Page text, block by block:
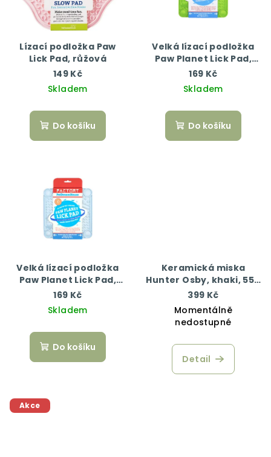
Lízací podložka Paw
Lick Pad, růžová
149 Kč
Skladem
Do košíku
Velká lízací podložka
Paw Planet Lick Pad,
zelená
169 Kč
Skladem
Do košíku
Velká lízací podložka
Paw Planet Lick Pad,
modrá
169 Kč
Skladem
Do košíku
Keramická miska
Hunter Osby, khaki, 550
ml
399 Kč
Momentálně
nedostupné
Detail
Akce